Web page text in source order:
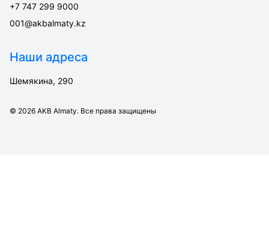
+7 747 299 9000
001@akbalmaty.kz
Наши адреса
Шемякина, 290
© 2026 AKB Almaty. Все права защищены